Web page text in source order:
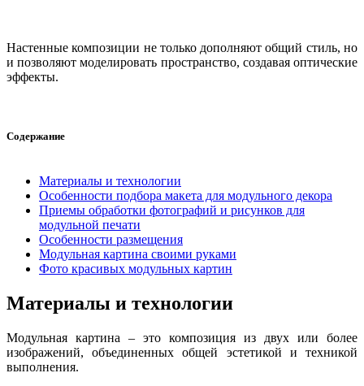
Настенные композиции не только дополняют общий стиль, но
и позволяют моделировать пространство, создавая оптические
эффекты.
Содержание
Материалы и технологии
Особенности подбора макета для модульного декора
Приемы обработки фотографий и рисунков для
модульной печати
Особенности размещения
Модульная картина своими руками
Фото красивых модульных картин
Материалы и технологии
Модульная картина – это композиция из двух или более
изображений, объединенных общей эстетикой и техникой
выполнения.